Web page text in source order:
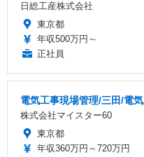
日総工産株式会社
東京都
年収500万円～
正社員
電気工事現場管理/三田/電
株式会社マイスター60
東京都
年収360万円～720万円